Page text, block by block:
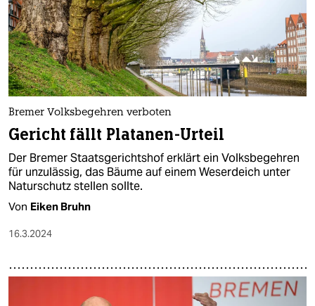
Bremer Volksbegehren verboten
Gericht fällt Platanen-Urteil
Der Bremer Staatsgerichtshof erklärt ein Volksbegehren
für unzulässig, das Bäume auf einem Weserdeich unter
Naturschutz stellen sollte.
Von Eiken Bruhn
16.3.2024